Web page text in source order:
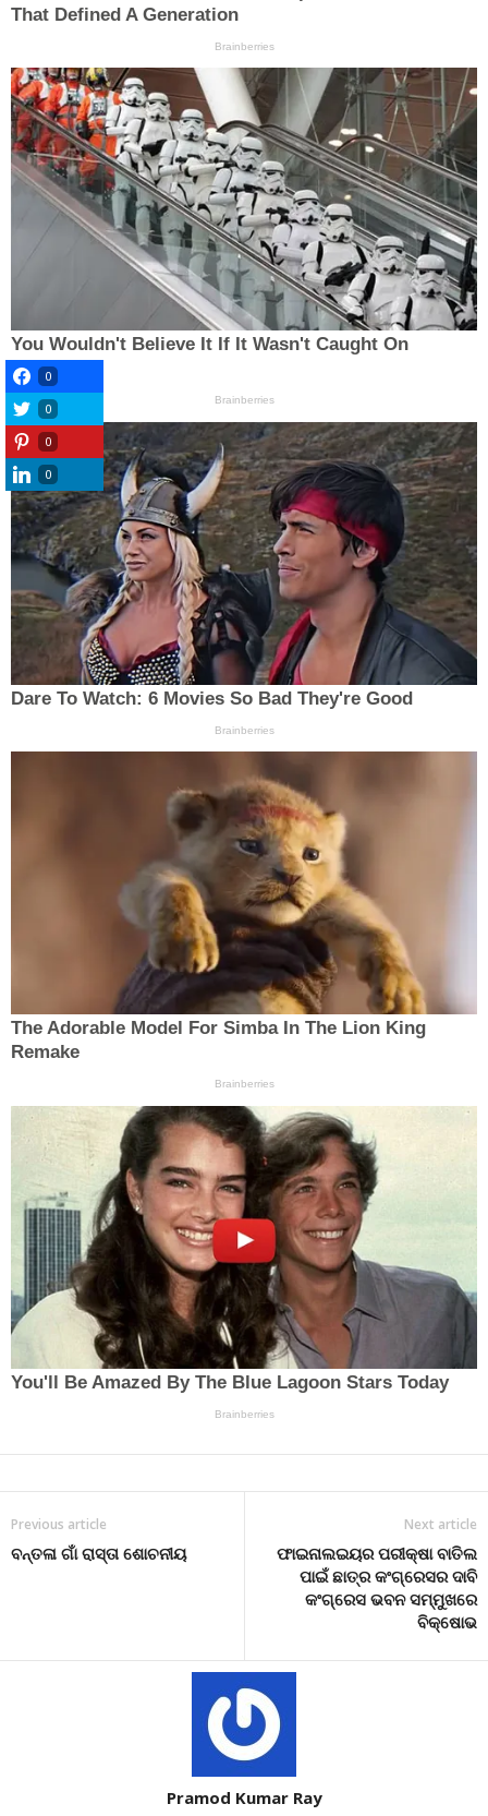
Previous article
ବନ୍ତଳା ଗାଁ ରାସ୍ତା ଶୋଚନୀୟ
Next article
ଫାଇନାଲଇୟର ପରୀକ୍ଷା ବାତିଲ
ପାଇଁ ଛାତ୍ର କଂଗ୍ରେସର ଦାବି
କଂଗ୍ରେସ ଭବନ ସମ୍ମୁଖରେ
ବିକ୍ଷୋଭ
Pramod Kumar Ray
0
0
0
0